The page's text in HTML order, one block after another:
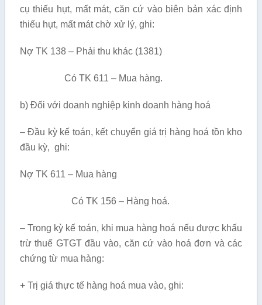
cụ thiếu hụt, mất mát, căn cứ vào biên bản xác định
thiếu hụt, mất mát chờ xử lý, ghi:
Nợ TK 138 – Phải thu khác (1381)
Có TK 611 – Mua hàng.
b) Đối với doanh nghiệp kinh doanh hàng hoá
– Đầu kỳ kế toán, kết chuyển giá trị hàng hoá tồn kho
đầu kỳ, ghi:
Nợ TK 611 – Mua hàng
Có TK 156 – Hàng hoá.
– Trong kỳ kế toán, khi mua hàng hoá nếu được khấu
trừ thuế GTGT đầu vào, căn cứ vào hoá đơn và các
chứng từ mua hàng:
+ Trị giá thực tế hàng hoá mua vào, ghi: